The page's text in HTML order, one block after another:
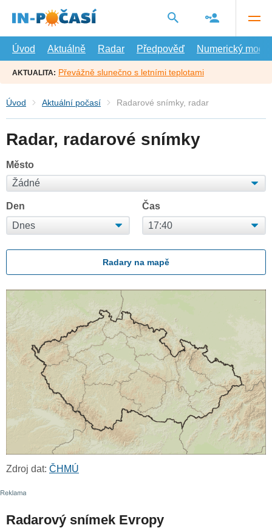
hlavní
Úvod
Aktuálně Radar Předpověď Numerický model
AKTUALITA: Převážně slunečno s letními teplotami
Úvod Aktuální počasí Radarové snímky, radar
Radar, radarové snímky
Město
Den Čas
Radary na mapě
Zdroj dat: ČHMÚ
Radarový snímek Evropy